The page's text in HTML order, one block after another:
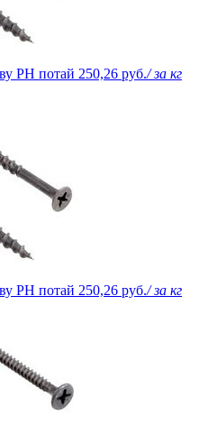
PH потай 250,26 руб./ за кг
PH потай 250,26 руб./ за кг